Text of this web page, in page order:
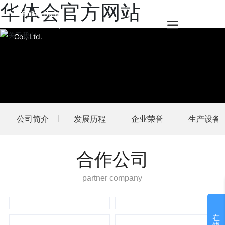
华体会官方网站
公司简介 发展历程 企业荣誉 生产设备
合作公司
partner company
在